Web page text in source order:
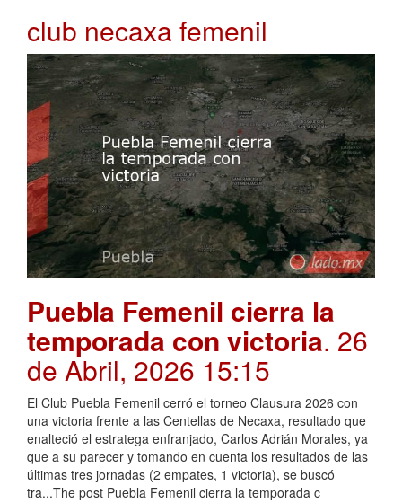
club necaxa femenil
Puebla Femenil cierra la
temporada con victoria. 26
de Abril, 2026 15:15
El Club Puebla Femenil cerró el torneo Clausura 2026 con
una victoria frente a las Centellas de Necaxa, resultado que
enalteció el estratega enfranjado, Carlos Adrián Morales, ya
que a su parecer y tomando en cuenta los resultados de las
últimas tres jornadas (2 empates, 1 victoria), se buscó
tra...The post Puebla Femenil cierra la temporada c